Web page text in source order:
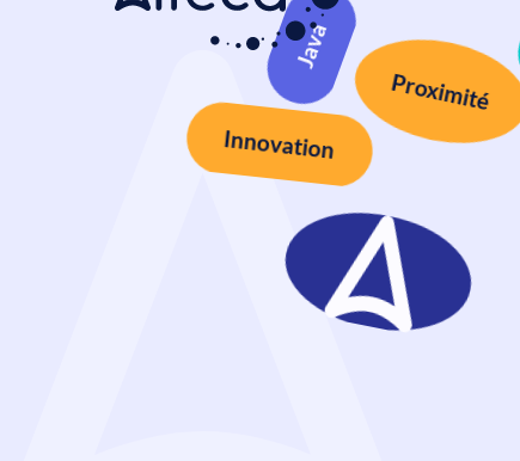
Proximité
Innovation
Java